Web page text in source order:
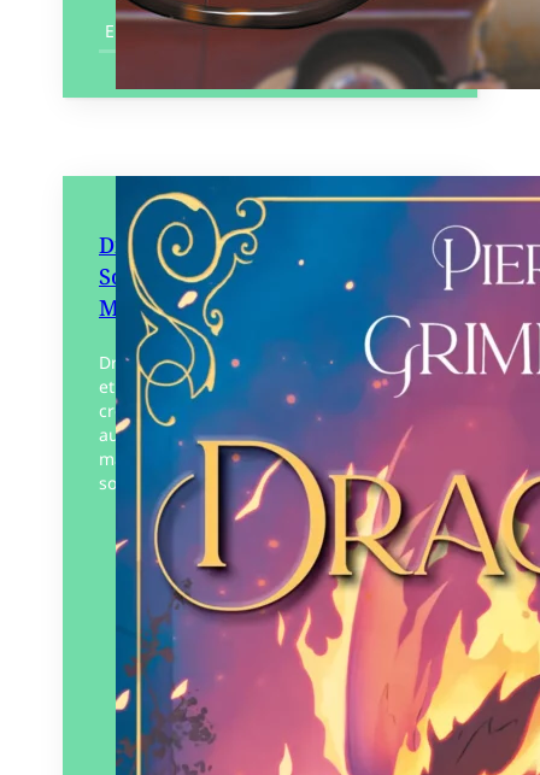
En savoir plus
Dragonia – Le Trophée des
Sorciers et Les Spectres de
Massara
Dragonia, un monde peuplé de sorciers
et de guerriers, de dragons et autres
créatures légendaires… Dans cet univers
aussi merveilleux que dangereux, entre
malédictions séculaires, conflits de
sorciers…
Éditeur :Au Loup Éditions
Paru le 13/05/2025